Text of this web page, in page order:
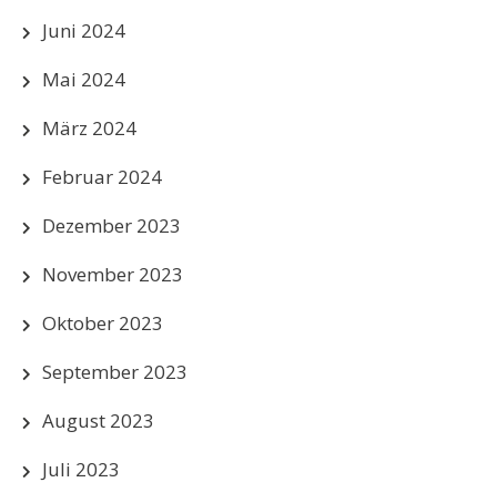
Juni 2024
Mai 2024
März 2024
Februar 2024
Dezember 2023
November 2023
Oktober 2023
September 2023
August 2023
Juli 2023